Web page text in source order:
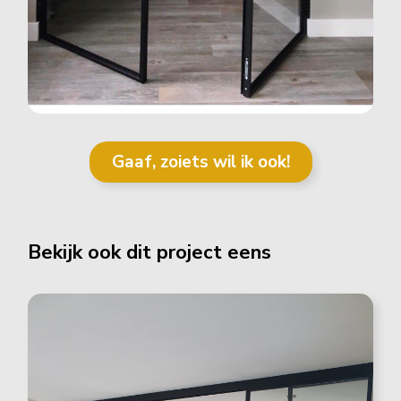
Gaaf, zoiets wil ik ook!
Bekijk ook dit project eens